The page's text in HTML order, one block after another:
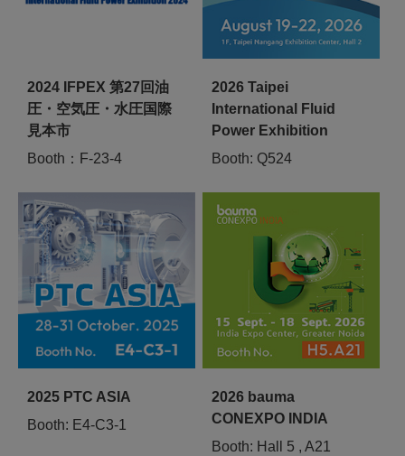
2024 IFPEX 第27回油
圧・空気圧・水圧国際
見本市
Booth：F-23-4
2026 Taipei
International Fluid
Power Exhibition
Booth: Q524
2025 PTC ASIA
Booth: E4-C3-1
2026 bauma
CONEXPO INDIA
Booth: Hall 5 , A21